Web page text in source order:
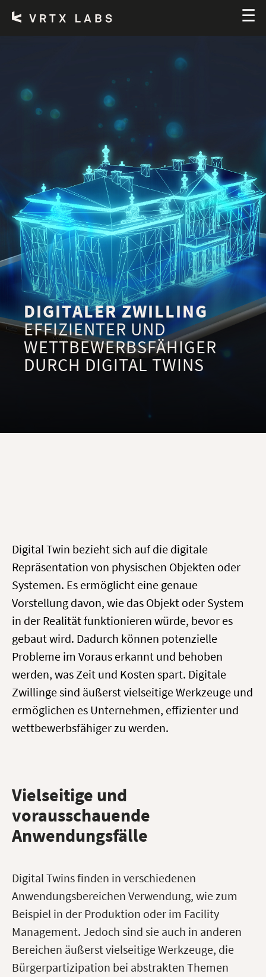
TEAM
KONTAKT
EN
DIGITALER ZWILLING
EFFIZIENTER UND
WETTBEWERBSFÄHIGER
DURCH DIGITAL TWINS
Digital Twin bezieht sich auf die digitale
Repräsentation von physischen Objekten oder
Systemen. Es ermöglicht eine genaue
Vorstellung davon, wie das Objekt oder System
in der Realität funktionieren würde, bevor es
gebaut wird. Dadurch können potenzielle
Probleme im Voraus erkannt und behoben
werden, was Zeit und Kosten spart. Digitale
Zwillinge sind äußerst vielseitige Werkzeuge und
ermöglichen es Unternehmen, effizienter und
wettbewerbsfähiger zu werden.
Vielseitige und
vorausschauende
Anwendungsfälle
Digital Twins finden in verschiedenen
Anwendungsbereichen Verwendung, wie zum
Beispiel in der Produktion oder im Facility
Management. Jedoch sind sie auch in anderen
Bereichen äußerst vielseitige Werkzeuge, die
Bürgerpartizipation bei abstrakten Themen